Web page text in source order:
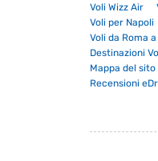
Voli Wizz Air
Voli per Napoli
Voli da Roma
Destinazioni
Mappa del
Recensioni